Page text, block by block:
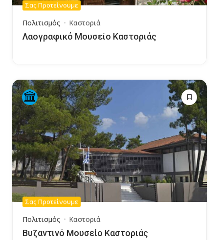
Σας Προτείνουμε
Πολιτισμός Καστοριά
Λαογραφικό Μουσείο Καστοριάς
Σας Προτείνουμε
Πολιτισμός Καστοριά
Βυζαντινό Μουσείο Καστοριάς